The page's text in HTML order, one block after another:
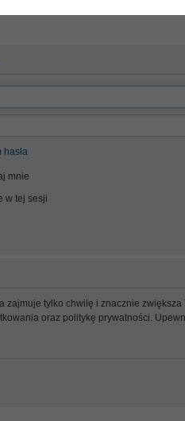
hasła
mnie
w tej sesji
tylko chwilę i znacznie
oraz politykę prywatności.